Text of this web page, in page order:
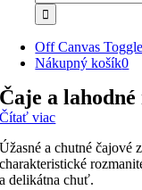
Off Canvas Toggle
Nákupný košík0
Čaje a
Čítať viac
Úžasné a chutné čajové
charakteristické
a delikátna chuť.